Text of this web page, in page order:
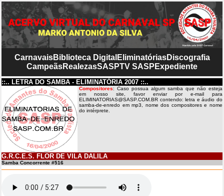
CarnavaisBiblioteca Digital EliminatóriasDiscografia
CampeãsRealezasSASPTV SASP Expediente
::.. LETRA DO SAMBA - ELIMINATÓRIA 2007 ::..
Compositores: Caso possua algum samba que não esteja
em nosso site, favor enviar por e-mail para
ELIMINATORIAS@SASP.COM.BR contendo: letra e áudio do
samba-de-enredo em mp3, nome dos compositores e nome
do intérprete.
G.R.C.E.S. FLOR DE VILA DALILA
Samba Concorrente #516